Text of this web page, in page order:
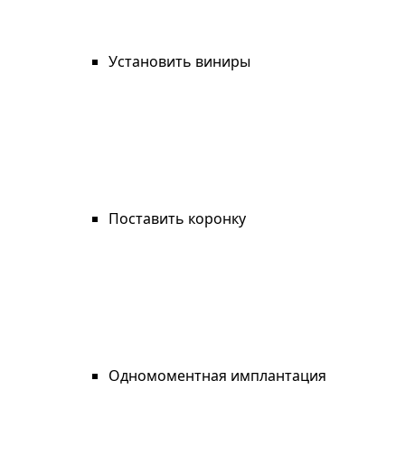
Установить виниры
Поставить коронку
Одномоментная имплантация